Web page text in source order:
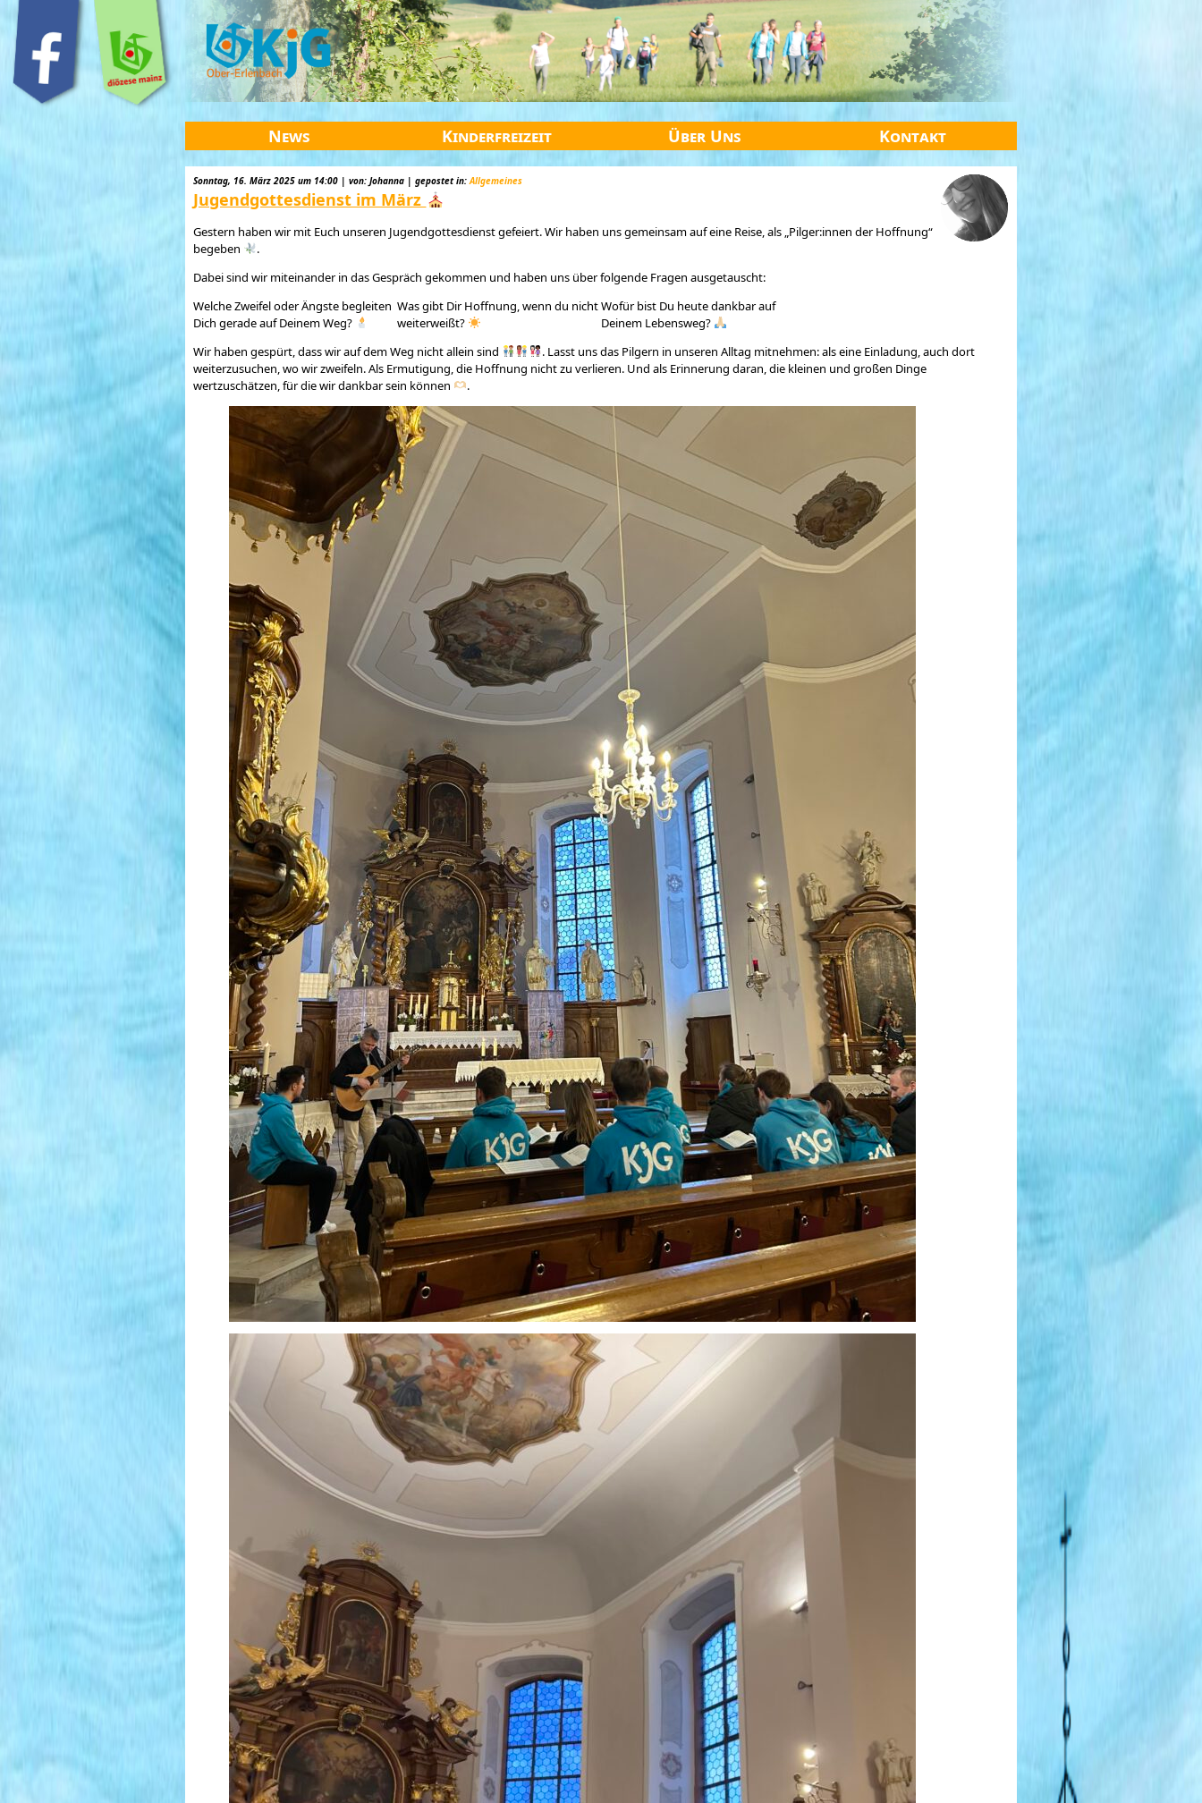
News Kinderfreizeit Über Uns Kontakt
Sonntag, 16. März 2025 um 14:00 | von: Johanna | gepostet in:Allgemeines
Jugendgottesdienst im März
Gestern haben wir mit Euch unseren Jugendgottesdienst gefeiert. Wir haben uns gemeinsam auf eine Reise, als „Pilger:innen der Hoffnung“
begeben
.
Dabei sind wir miteinander in das Gespräch gekommen und haben uns über folgende Fragen ausgetauscht:
Welche Zweifel oder Ängste begleiten
Dich gerade auf Deinem Weg?
Was gibt Dir Hoffnung, wenn du nicht
weiterweißt?
⁠Wofür bist Du heute dankbar auf
Deinem Lebensweg?
Wir haben gespürt, dass wir auf dem Weg nicht allein sind
. Lasst uns das Pilgern in unseren Alltag mitnehmen: als eine Einladung, auch dort
weiterzusuchen, wo wir zweifeln. Als Ermutigung, die Hoffnung nicht zu verlieren. Und als Erinnerung daran, die kleinen und großen Dinge
wertzuschätzen, für die wir dankbar sein können
.